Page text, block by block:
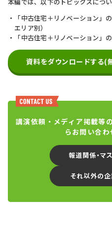
「中古住宅＋リノベーション」
エリア別）
「中古住宅＋リノベーション」
資料をダウンロードする(
講演依頼・メディア掲載等
らお問い合わ
報道関係・マ
それ以外の